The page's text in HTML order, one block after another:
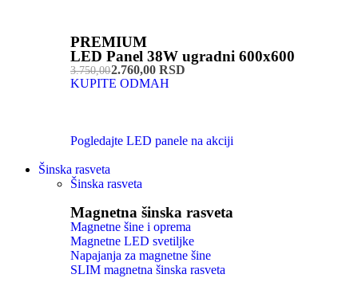
PREMIUM
LED Panel 38W ugradni 600x600
3.750,002.760,00 RSD
KUPITE ODMAH
Pogledajte LED panele na akciji
Šinska rasveta
Šinska rasveta
Magnetna šinska rasveta
Magnetne šine i oprema
Magnetne LED svetiljke
Napajanja za magnetne šine
SLIM magnetna šinska rasveta